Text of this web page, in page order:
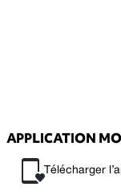
APPLICATION
Télécharger